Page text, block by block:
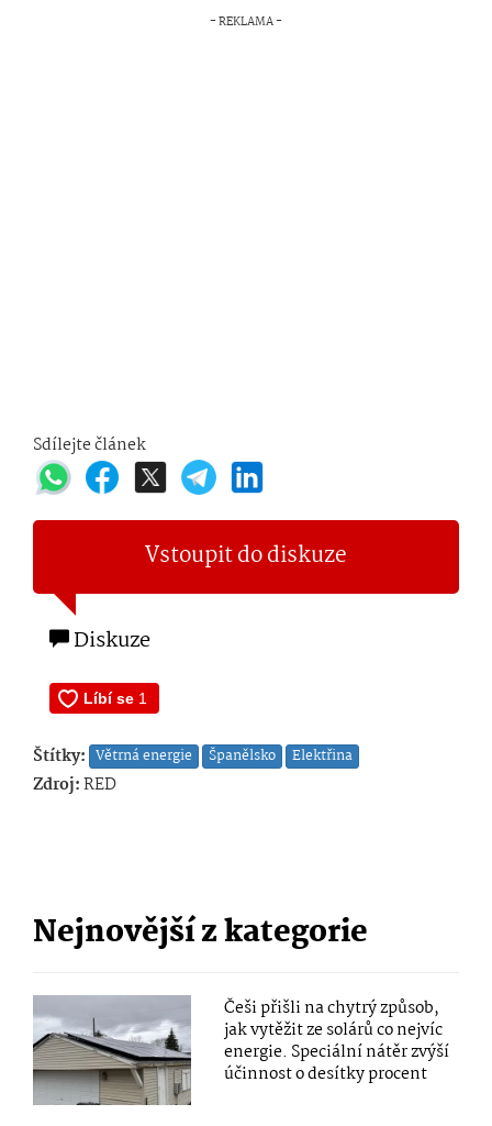
Sdílejte článek
Vstoupit do diskuze
Diskuze
Štítky: Větrná energie Španělsko Elektřina
Zdroj:RED
Nejnovější z kategorie
Češi přišli na chytrý způsob,
jak vytěžit ze solárů co nejvíc
energie. Speciální nátěr zvýší
účinnost o desítky procent